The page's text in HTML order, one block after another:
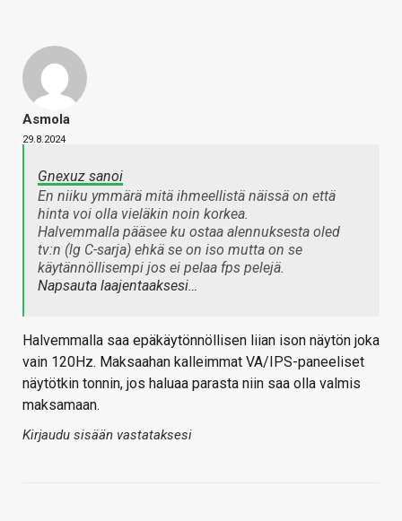
Asmola
29.8.2024
Gnexuz sanoi
En niiku ymmärä mitä ihmeellistä näissä on että
hinta voi olla vieläkin noin korkea.
Halvemmalla pääsee ku ostaa alennuksesta oled
tv:n (lg C-sarja) ehkä se on iso mutta on se
käytännöllisempi jos ei pelaa fps pelejä.
Napsauta laajentaaksesi…
Halvemmalla saa epäkäytönnöllisen liian ison näytön joka
vain 120Hz. Maksaahan kalleimmat VA/IPS-paneeliset
näytötkin tonnin, jos haluaa parasta niin saa olla valmis
maksamaan.
Kirjaudu sisään vastataksesi